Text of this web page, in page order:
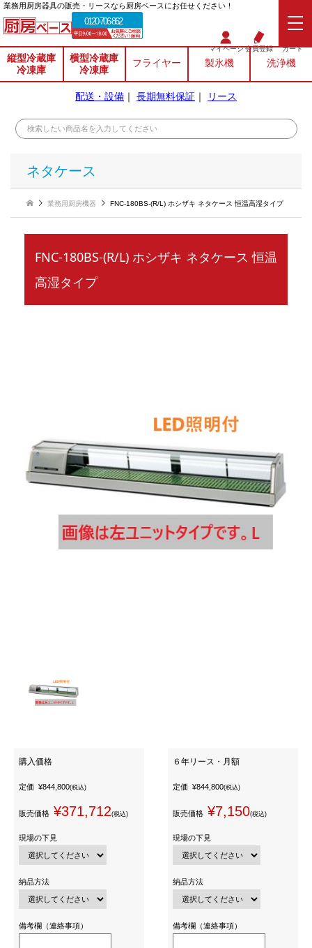
業務⽤厨房器具の販売・リースなら厨房ベースにお任せください！
0120-706-862
マイページ会員登録 カート
縦型冷蔵庫
冷凍庫
横型冷蔵庫
冷凍庫
フライヤー 製氷機 洗浄機
配送・設備 ｜ 長期無料保証 ｜ リース
ネタケース
業務用厨房機器 FNC-180BS-(R/L) ホシザキ ネタケース 恒温高湿タイプ
FNC-180BS-(R/L) ホシザキ ネタケース 恒温
高湿タイプ
購入価格
定価 ¥844,800(税込)
販売価格 ¥371,712(税込)
現場の下見
納品方法
備考欄（連絡事項）
６年リース・月額
定価 ¥844,800(税込)
販売価格 ¥7,150(税込)
現場の下見
納品方法
備考欄（連絡事項）